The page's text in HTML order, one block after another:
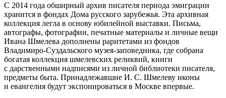
С 2014 года обширный архив писателя периода эмиграции
хранится в фондах Дома русского зарубежья. Эта архивная
коллекция легла в основу юбилейной выставки. Письма,
автографы, фотографии, печатные материалы и личные вещи
Ивана Шмелева дополнены раритетами из фондов
Владимиро-Суздальского музея-заповедника, где собрана
богатая коллекция шмелевских реликвий, книги
с дарственными надписями из личной библиотеки писателя,
предметы быта. Принадлежавшие И. С. Шмелеву иконы
и евангелия будут экспонироваться в Москве впервые.